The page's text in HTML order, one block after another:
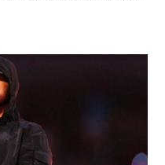
Studio optaron por